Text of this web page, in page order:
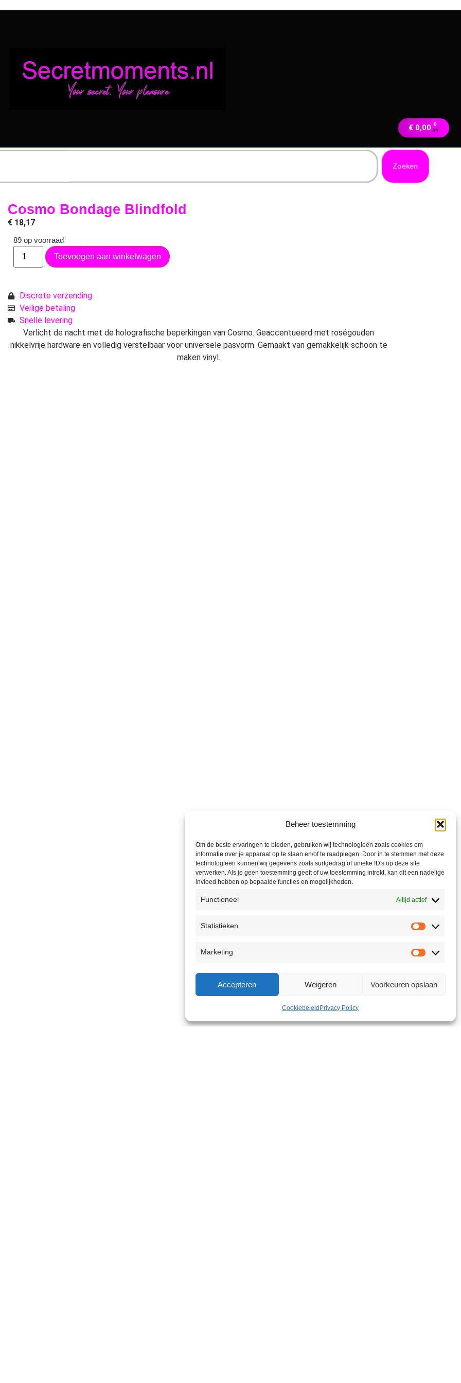
Beheer toestemming
Om de beste ervaringen te bieden, gebruiken wij technologieën zoals cookies om
informatie over je apparaat op te slaan en/of te raadplegen. Door in te stemmen met deze
technologieën kunnen wij gegevens zoals surfgedrag of unieke ID's op deze site
verwerken. Als je geen toestemming geeft of uw toestemming intrekt, kan dit een nadelige
invloed hebben op bepaalde functies en mogelijkheden.
Functioneel Altijd actief
Statistieken
Marketing
Accepteren Weigeren Voorkeuren opslaan
Cookiebeleid Privacy Policy
€0,00 0
Zoeken
Cosmo Bondage Blindfold
€ 18,17
89 op voorraad
Toevoegen aan winkelwagen
Discrete verzending
Veilige betaling
Snelle levering
Verlicht de nacht met de holografische beperkingen van Cosmo. Geaccentueerd met roségouden
nikkelvrije hardware en volledig verstelbaar voor universele pasvorm. Gemaakt van gemakkelijk schoon te
maken vinyl.